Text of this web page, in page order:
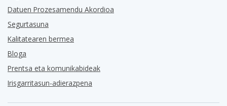
Datuen Prozesamendu Akordioa
Segurtasuna
Kalitatearen bermea
Bloga
Prentsa eta komunikabideak
Irisgarritasun-adierazpena